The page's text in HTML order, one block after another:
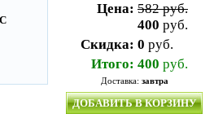
C
Цена: 582 руб.
400 руб.
Скидка: 0 руб.
Итого: 400 руб.
Доставка: завтра
ДОБАВИТЬ В КОРЗИНУ